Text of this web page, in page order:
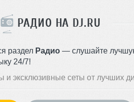
РАДИО НА DJ.RU
раздел Радио — слушайте
24/7!
и эксклюзивные сеты от лучших
(в 1 плейлисте)
Part 2, с Евгением Сваловым (4Mal) и Александром Киреевым (15.07.2026)